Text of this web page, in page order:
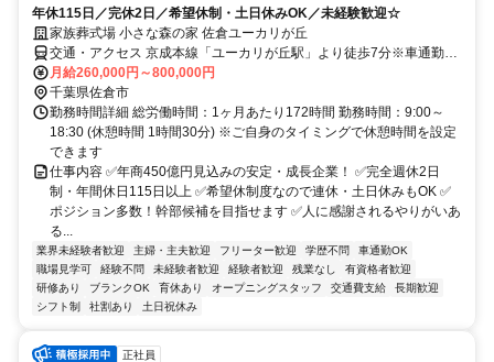
年休115日／完休2日／希望休制・土日休みOK／未経験歓迎☆
家族葬式場 小さな森の家 佐倉ユーカリが丘
交通・アクセス 京成本線「ユーカリが丘駅」より徒歩7分※車通勤
OK
月給260,000円～800,000円
千葉県佐倉市
勤務時間詳細 総労働時間：1ヶ月あたり172時間 勤務時間：9:00～
18:30 (休憩時間 1時間30分) ※ご自身のタイミングで休憩時間を設定
できます
仕事内容 ✅年商450億円見込みの安定・成長企業！ ✅完全週休2日
制・年間休日115日以上 ✅希望休制度なので連休・土日休みもOK ✅
ポジション多数！幹部候補を目指せます ✅人に感謝されるやりがいあ
る...
業界未経験者歓迎 主婦・主夫歓迎 フリーター歓迎 学歴不問
車通勤OK
職場見学可
経験不問 未経験者歓迎 経験者歓迎 残業なし
有資格者歓迎
研修あり
ブランクOK 育休あり オープニングスタッフ 交通費支給
長期歓迎
シフト制
社割あり 土日祝休み
正社員